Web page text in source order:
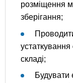
розміщення
зберігання;
устаткування
складі;
Будувати